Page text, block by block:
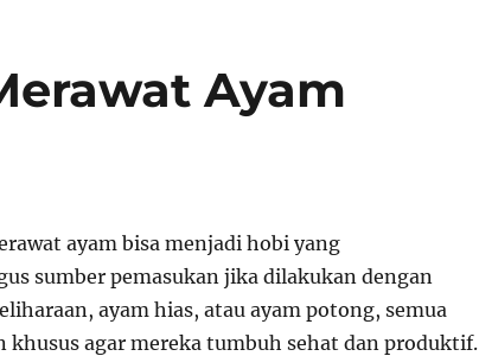
Ayam
ayam bisa menjadi hobi yang
sumber pemasukan jika dilakukan dengan
ayam hias, atau ayam potong, semua
khusus agar mereka tumbuh sehat dan produktif.